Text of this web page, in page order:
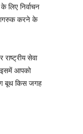
लिए निर्वाचन
करने के
सेवा
इसमें आपको
बूथ किस जगह